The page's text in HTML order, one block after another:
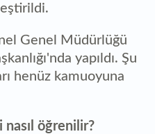
Genel Müdürlüğü
yapıldı. Şu
henüz kamuoyuna
öğrenilir?